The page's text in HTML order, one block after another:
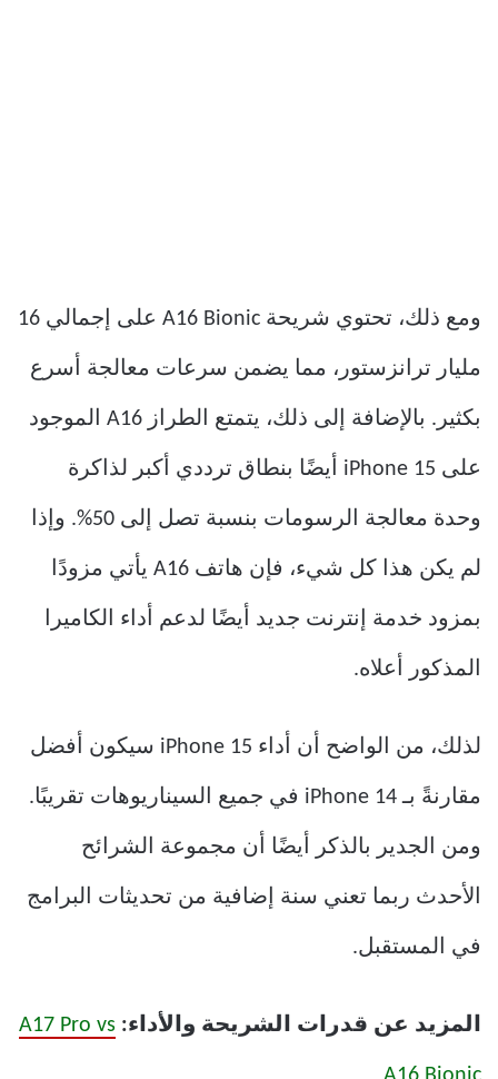
ومع ذلك، تحتوي شريحة A16 Bionic على إجمالي 16
مليار ترانزستور، مما يضمن سرعات معالجة أسرع
بكثير. بالإضافة إلى ذلك، يتمتع الطراز A16 الموجود
على iPhone 15 أيضًا بنطاق ترددي أكبر لذاكرة
وحدة معالجة الرسومات بنسبة تصل إلى 50%. وإذا
لم يكن هذا كل شيء، فإن هاتف A16 يأتي مزودًا
بمزود خدمة إنترنت جديد أيضًا لدعم أداء الكاميرا
المذكور أعلاه.
لذلك، من الواضح أن أداء iPhone 15 سيكون أفضل
مقارنةً بـ iPhone 14 في جميع السيناريوهات تقريبًا.
ومن الجدير بالذكر أيضًا أن مجموعة الشرائح
الأحدث ربما تعني سنة إضافية من تحديثات البرامج
في المستقبل.
المزيد عن قدرات الشريحة والأداء: A17 Pro vs